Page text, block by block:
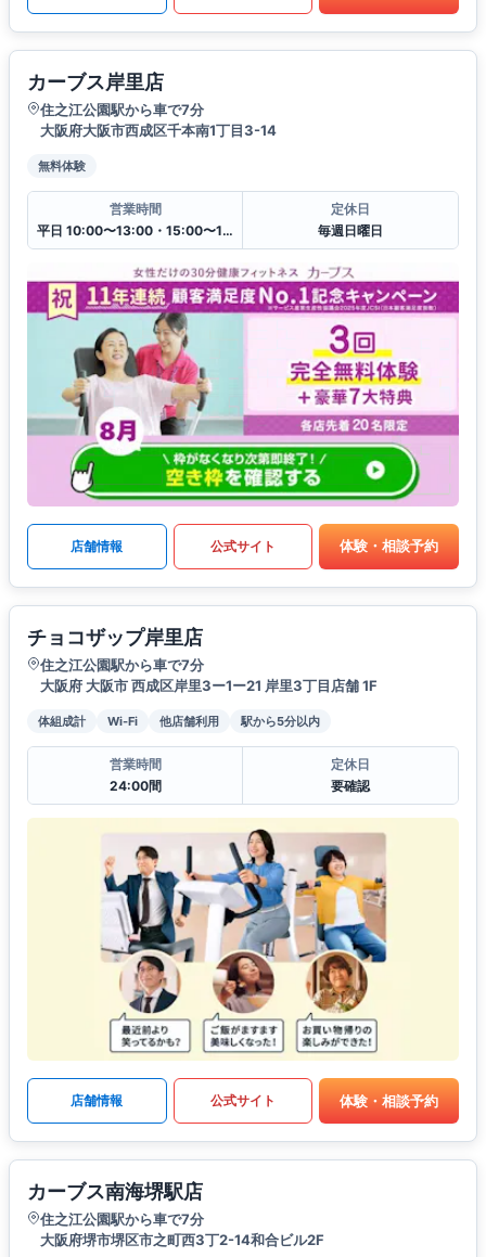
カーブス岸里店
住之江公園駅から車で7分
大阪府大阪市西成区千本南1丁目3-14
無料体験
営業時間
平日 10:00〜13:00・15:00〜19:00
定休日
毎週日曜日
店舗情報 公式サイト 体験・相談予約
チョコザップ岸里店
住之江公園駅から車で7分
大阪府 大阪市 西成区岸里3ー1ー21 岸里3丁目店舗 1F
体組成計 Wi-Fi 他店舗利用 駅から5分以内
営業時間
24:00間
定休日
要確認
店舗情報 公式サイト 体験・相談予約
カーブス南海堺駅店
住之江公園駅から車で7分
大阪府堺市堺区市之町西3丁2-14和合ビル2F